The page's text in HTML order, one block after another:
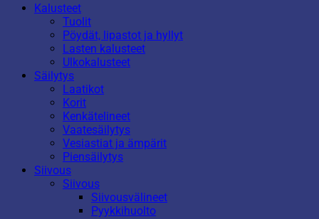
Kalusteet
Tuolit
Pöydät, lipastot ja hyllyt
Lasten kalusteet
Ulkokalusteet
Säilytys
Laatikot
Korit
Kenkätelineet
Vaatesäilytys
Vesiastiat ja ämpärit
Piensäilytys
Siivous
Siivous
Siivousvälineet
Pyykkihuolto